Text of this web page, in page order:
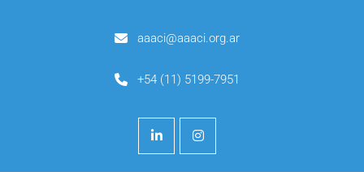
aaaci@aaaci.org.ar
+54 (11) 5199-7951